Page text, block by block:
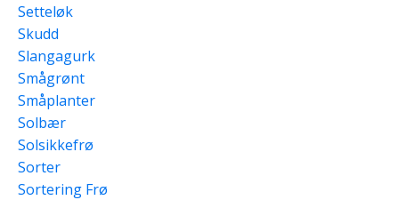
Setteløk
Skudd
Slangagurk
Smågrønt
Småplanter
Solbær
Solsikkefrø
Sorter
Sortering Frø